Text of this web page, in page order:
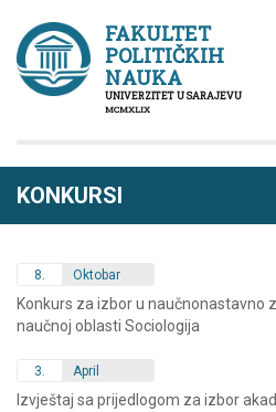
FAKULTET
POLITIČKIH
NAUKA
UNIVERZITET U SARAJEVU
MCMXLIX
KONKURSI
8. Oktobar
Konkurs za izbor u naučnonastavno
naučnoj oblasti Sociologija
3. April
Izvještaj sa prijedlogom za izbor